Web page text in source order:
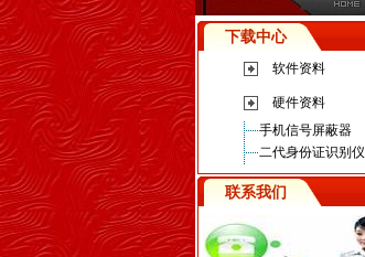
下载中心
软件资料
硬件资料
手机信号屏蔽器
二代身份证识别仪
联系我们